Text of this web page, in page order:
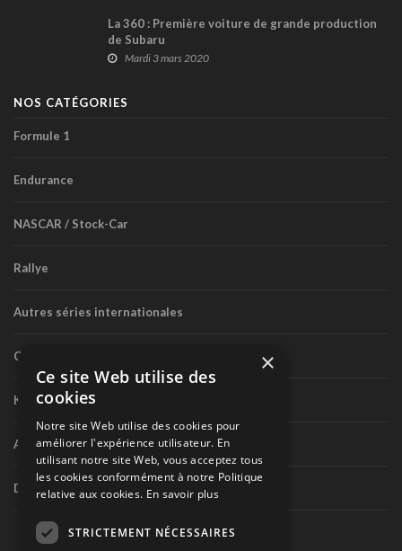
La 360 : Première voiture de grande production
de Subaru
Mardi 3 mars 2020
NOS CATÉGORIES
Formule 1
Endurance
NASCAR / Stock-Car
Rallye
Autres séries internationales
Circuit routier canadien
Karting
Autres séries nationales
Divers
×
Ce site Web utilise des
cookies
Notre site Web utilise des cookies pour
améliorer l'expérience utilisateur. En
utilisant notre site Web, vous acceptez tous
les cookies conformément à notre Politique
relative aux cookies. En savoir plus
STRICTEMENT NÉCESSAIRES